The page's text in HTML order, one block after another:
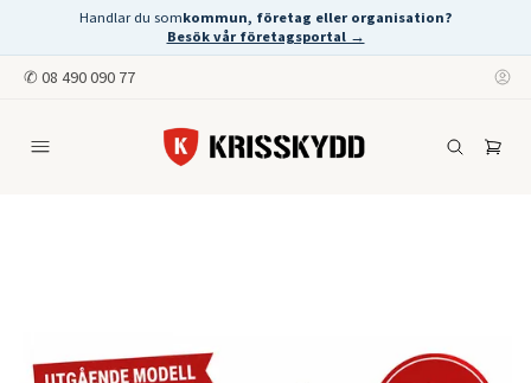
Handlar du somkommun, företag eller organisation?
Besök vår företagsportal →
✆ 08 490 090 77